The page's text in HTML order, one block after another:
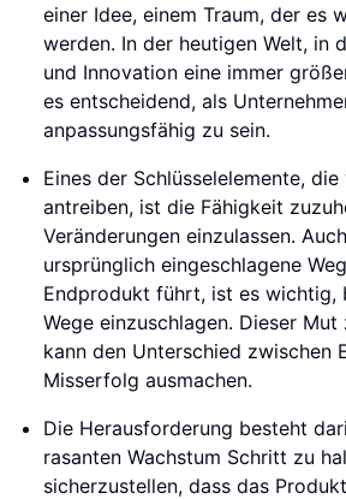
einer Idee, einem Traum, der es
werden. In der heutigen Welt, in
und Innovation eine immer
es entscheidend, als
anpassungsfähig zu sein.
Eines der Schlüsselelemente,
antreiben, ist die Fähigkeit
Veränderungen einzulassen.
ursprünglich eingeschlagene
Endprodukt führt, ist es wichtig,
Wege einzuschlagen. Dieser Mut
kann den Unterschied zwischen
Misserfolg ausmachen.
Die Herausforderung besteht
rasanten Wachstum Schritt zu
sicherzustellen, dass das